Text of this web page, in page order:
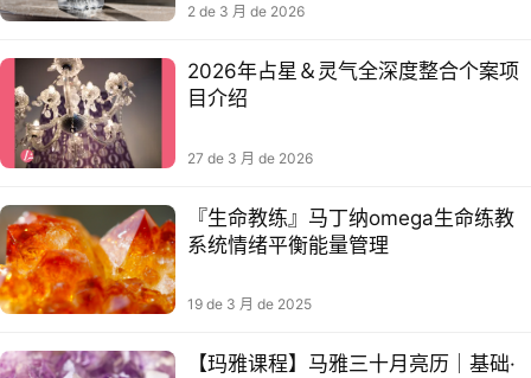
2 de 3 月 de 2026
2026年占星＆灵气全深度整合个案项
目介绍
27 de 3 月 de 2026
『生命教练』马丁纳omega生命练教
系统情绪平‮能衡‬量管理
19 de 3 月 de 2025
【玛雅课程】马雅三十‬月亮历｜基础·